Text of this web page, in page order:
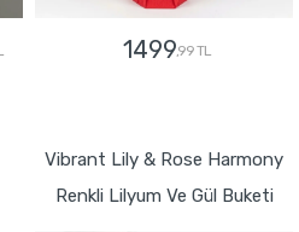
1499,99 TL
Vibrant Lily & Rose Harmony
Renkli Lilyum Ve Gül Buketi